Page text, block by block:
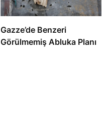
​​​​​​​Gazze’de Benzeri
Görülmemiş Abluka Planı